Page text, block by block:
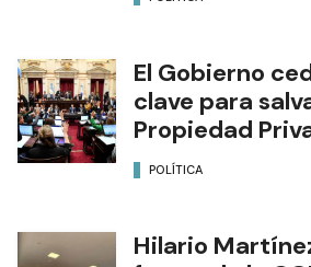
El Gobierno
clave para
Propiedad
POLÍTICA
Hilario